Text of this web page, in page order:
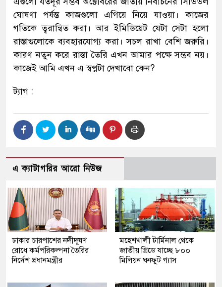
ঘোষণা পর্যন্ত কাজগুলো এগিয়ে নিয়ে যাওয়া। কাজের
গতিকে ত্বরান্বিত করা। আর ইমিডিয়েট যেটা সেটা হলো
রাস্তাগুলোকে ব্যবহারযোগ্য করা। সচল রাখা বেশি জরুরি।
কারণ নতুন করে রাস্তা তৈরি এখন আমার পক্ষে সম্ভব নয়।
কাজেই আমি এখন এ স্বপ্নটা দেখাবো কেন?
ট্যাগ :
এ ক্যাটাগরির আরো নিউজ
ঢাকার চারপাশের নদীদূষণ
রোধে কর্মপরিকল্পনা তৈরির
নির্দেশ প্রধানমন্ত্রীর
মহেশখালী টার্মিনাল থেকে
জাতীয় গ্রিডে যাচ্ছে ৮০০
মিলিয়ন ঘনফুট গ্যাস